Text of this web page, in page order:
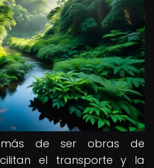
de ser obras de
el transporte y la